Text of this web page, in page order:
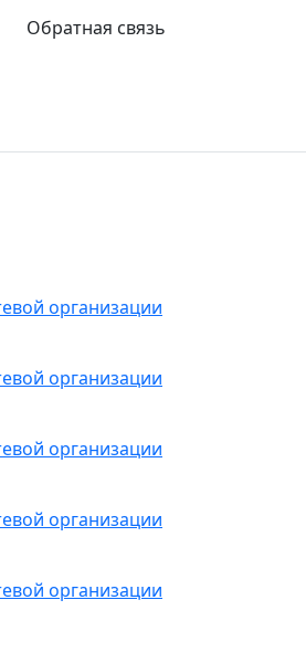
организации
организации
организации
организации
организации
Обратная связь